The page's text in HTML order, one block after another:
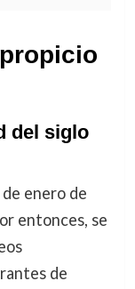
del siglo
enero de
entonces, se
de